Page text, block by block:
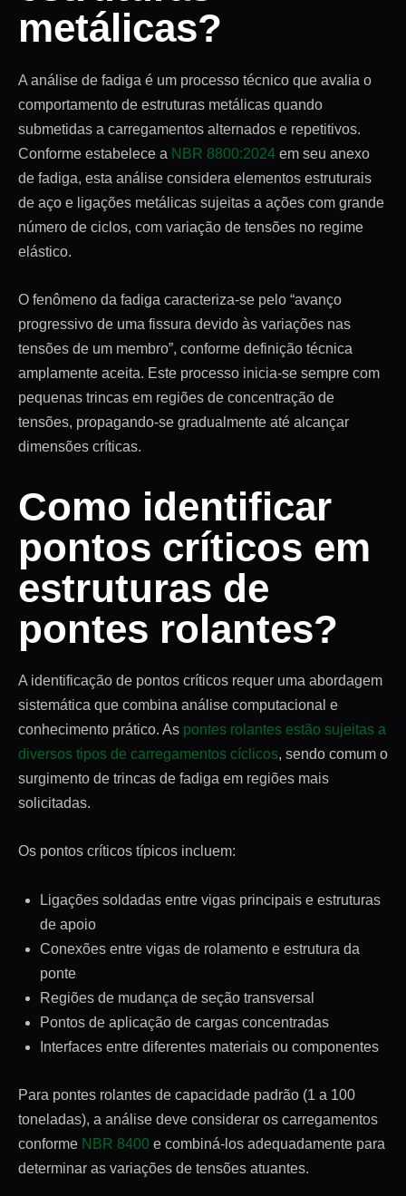
metálicas?
A análise de fadiga é um processo técnico que avalia o
comportamento de estruturas metálicas quando
submetidas a carregamentos alternados e repetitivos.
Conforme estabelece a NBR 8800:2024 em seu anexo
de fadiga, esta análise considera elementos estruturais
de aço e ligações metálicas sujeitas a ações com grande
número de ciclos, com variação de tensões no regime
elástico.
O fenômeno da fadiga caracteriza-se pelo “avanço
progressivo de uma fissura devido às variações nas
tensões de um membro”, conforme definição técnica
amplamente aceita. Este processo inicia-se sempre com
pequenas trincas em regiões de concentração de
tensões, propagando-se gradualmente até alcançar
dimensões críticas.
Como identificar
pontos críticos em
estruturas de
pontes rolantes?
A identificação de pontos críticos requer uma abordagem
sistemática que combina análise computacional e
conhecimento prático. As pontes rolantes estão sujeitas a
diversos tipos de carregamentos cíclicos, sendo comum o
surgimento de trincas de fadiga em regiões mais
solicitadas.
Os pontos críticos típicos incluem:
Ligações soldadas entre vigas principais e estruturas
de apoio
Conexões entre vigas de rolamento e estrutura da
ponte
Regiões de mudança de seção transversal
Pontos de aplicação de cargas concentradas
Interfaces entre diferentes materiais ou componentes
Para pontes rolantes de capacidade padrão (1 a 100
toneladas), a análise deve considerar os carregamentos
conforme NBR 8400 e combiná-los adequadamente para
determinar as variações de tensões atuantes.